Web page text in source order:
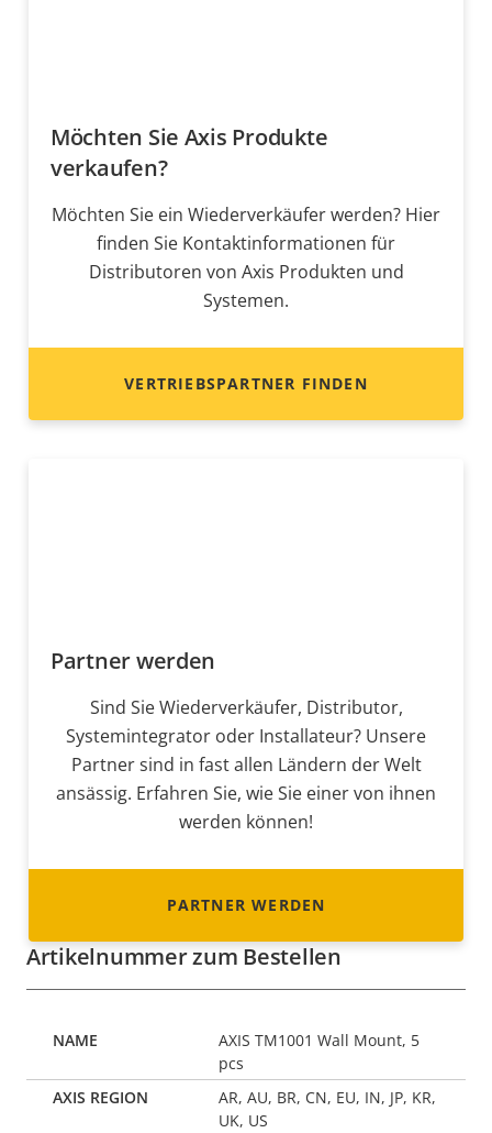
Möchten Sie Axis Produkte
verkaufen?
Möchten Sie ein Wiederverkäufer werden? Hier
finden Sie Kontaktinformationen für
Distributoren von Axis Produkten und
Systemen.
VERTRIEBSPARTNER FINDEN
Partner werden
Sind Sie Wiederverkäufer, Distributor,
Systemintegrator oder Installateur? Unsere
Partner sind in fast allen Ländern der Welt
ansässig. Erfahren Sie, wie Sie einer von ihnen
werden können!
PARTNER WERDEN
Artikelnummer zum Bestellen
AXIS TM1001 Wall Mount, 5
pcs
AR, AU, BR, CN, EU, IN, JP, KR,
UK, US